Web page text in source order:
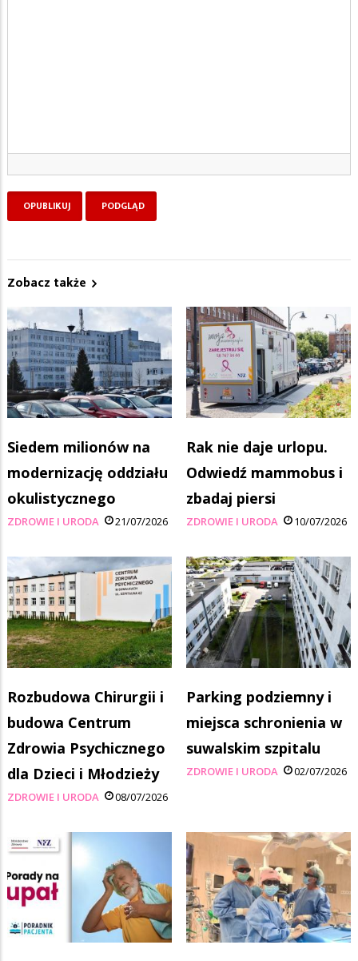
Zobacz także
Siedem milionów na
modernizację oddziału
okulistycznego
ZDROWIE I URODA 21/07/2026
Rak nie daje urlopu.
Odwiedź mammobus i
zbadaj piersi
ZDROWIE I URODA 10/07/2026
Rozbudowa Chirurgii i
budowa Centrum
Zdrowia Psychicznego
dla Dzieci i Młodzieży
ZDROWIE I URODA 08/07/2026
Parking podziemny i
miejsca schronienia w
suwalskim szpitalu
ZDROWIE I URODA 02/07/2026